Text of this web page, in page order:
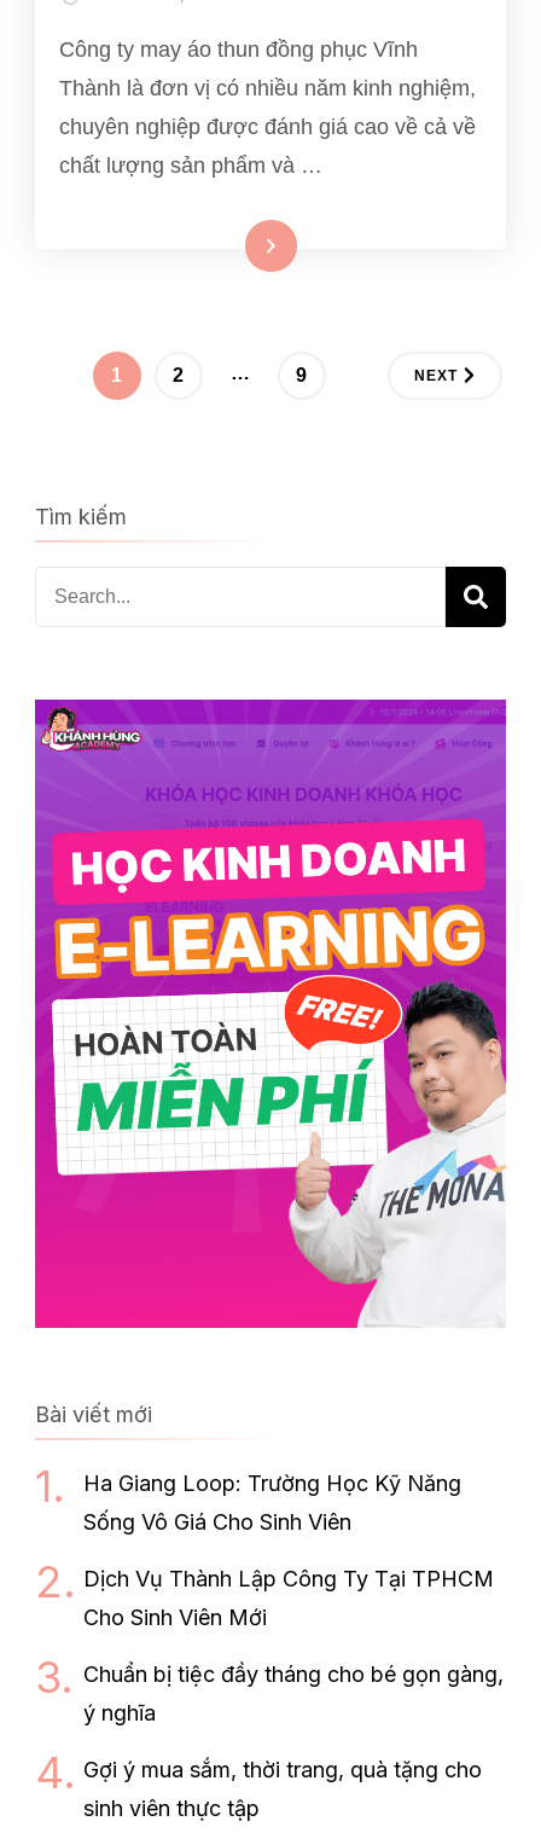
Công ty may áo thun đồng phục Vĩnh
Thành là đơn vị có nhiều năm kinh nghiệm,
chuyên nghiệp được đánh giá cao về cả về
chất lượng sản phẩm và …
Xem thêm
Posts
PAGE
1 PAGE
2 … PAGE
9 NEXT
Tìm kiếm
Search
for:
Bài viết mới
Ha Giang Loop: Trường Học Kỹ Năng
Sống Vô Giá Cho Sinh Viên
Dịch Vụ Thành Lập Công Ty Tại TPHCM
Cho Sinh Viên Mới
Chuẩn bị tiệc đầy tháng cho bé gọn gàng,
ý nghĩa
Gợi ý mua sắm, thời trang, quà tặng cho
sinh viên thực tập